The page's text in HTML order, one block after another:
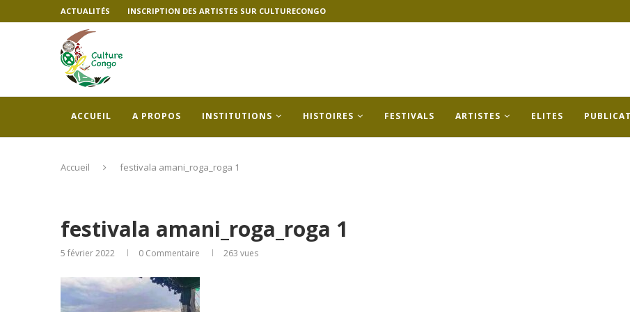
ACTUALITÉS INSCRIPTION DES ARTISTES SUR CULTURECONGO
ACCUEIL A PROPOS INSTITUTIONS HISTOIRES FESTIVALS ARTISTES ELITES
Accueil festivala amani_roga_roga 1
festivala amani_roga_roga 1
5 février 2022 0 Commentaire 263 vues